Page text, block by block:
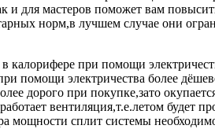
и для мастеров поможет вам
норм,в лучшем случае они
калорифере при помощи
помощи электричества более
дорого при покупке,зато
вентиляция,т.е.летом будет
мощности сплит системы